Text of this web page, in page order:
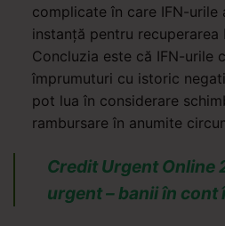
complicate în care IFN-urile
instanță pentru
Concluzia este că IFN-urile
împrumuturi cu istoric
pot lua în considerare
rambursare în anumite
Credit Urgent Online
urgent – banii în cont